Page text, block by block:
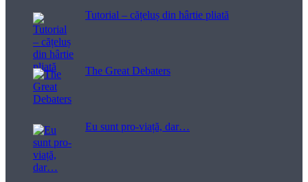
Tutorial – cățeluș din hârtie pliată
The Great Debaters
Eu sunt pro-viață, dar…